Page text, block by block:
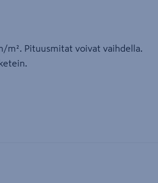
m². Pituusmitat voivat vaihdella.